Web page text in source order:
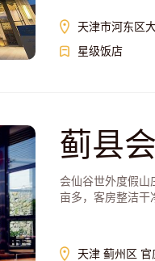
天津市河东区
星级饭店
蓟县
会仙谷世外度假山
亩多，客房整洁干
天津 蓟州区